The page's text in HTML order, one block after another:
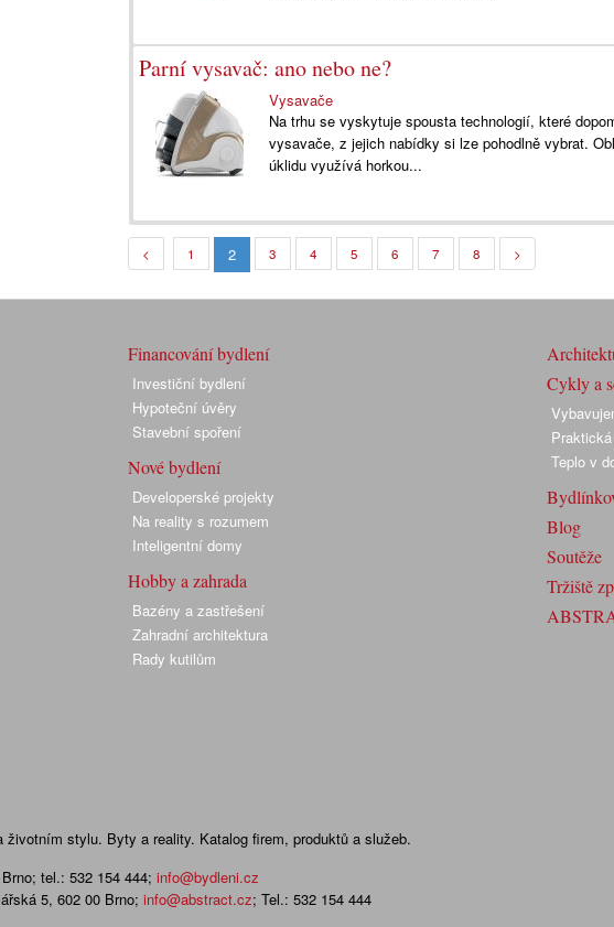
Parní vysavač: ano nebo ne?
Vysavače
Na trhu se vyskytuje spousta technologií, které
vysavače, z jejich nabídky si lze pohodlně vybrat.
úklidu využívá horkou...
< 1 2 3 4 5 6 7 8 >
Financování bydlení
Investiční bydlení
Hypoteční úvěry
Stavební spoření
Nové bydlení
Developerské projekty
Na reality s rozumem
Inteligentní domy
Hobby a zahrada
Bazény a zastřešení
Zahradní architektura
Rady kutilům
Cykly a
Teplo v
Blog
Soutěže
Tržiště
životním stylu. Byty a reality. Katalog firem, produktů a služeb.
tel.: 532 154 444; info@bydleni.cz
5, 602 00 Brno; info@abstract.cz; Tel.: 532 154 444